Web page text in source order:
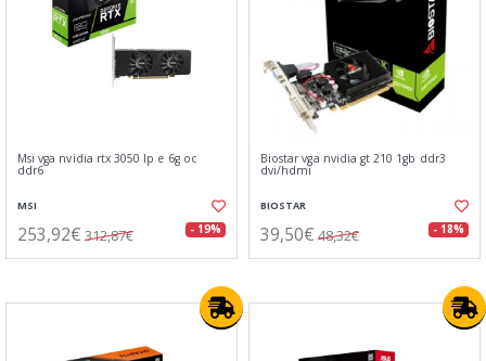
Msi vga nvidia rtx 3050 lp e 6g oc
ddr6
MSI
253,92€ 312,87€ - 19%
Biostar vga nvidia gt 210 1gb ddr3
dvi/hdmi
BIOSTAR
39,50€ 48,32€ - 18%